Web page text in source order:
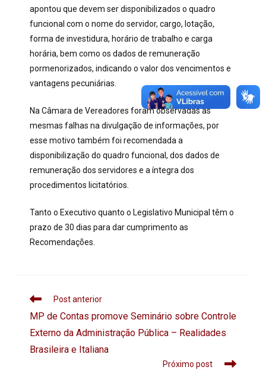
apontou que devem ser disponibilizados o quadro
funcional com o nome do servidor, cargo, lotação,
forma de investidura, horário de trabalho e carga
horária, bem como os dados de remuneração
pormenorizados, indicando o valor dos vencimentos e
vantagens pecuniárias.
Na Câmara de Vereadores foram observadas as
mesmas falhas na divulgação de informações, por
esse motivo também foi recomendada a
disponibilização do quadro funcional, dos dados de
remuneração dos servidores e a íntegra dos
procedimentos licitatórios.
Tanto o Executivo quanto o Legislativo Municipal têm o
prazo de 30 dias para dar cumprimento as
Recomendações.
Post anterior
MP de Contas promove Seminário sobre Controle
Externo da Administração Pública – Realidades
Brasileira e Italiana
Próximo post